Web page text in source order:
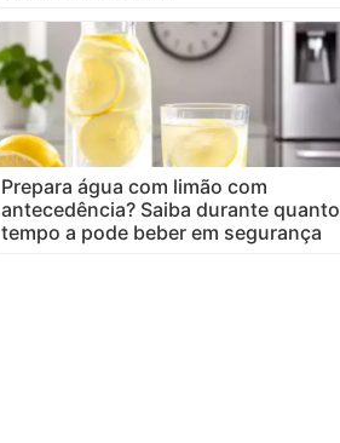
Prepara água com limão com
antecedência? Saiba durante quanto
tempo a pode beber em segurança